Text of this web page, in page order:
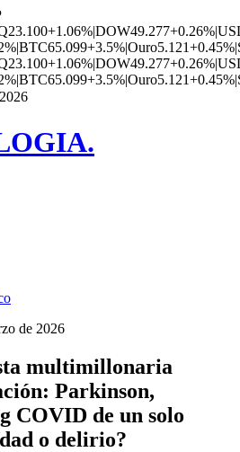
23.100+1.06%|DOW49.277+0.26%|
|BTC65.099+3.5%|Ouro5.121+0.45%|
23.100+1.06%|DOW49.277+0.26%|
|BTC65.099+3.5%|Ouro5.121+0.45%|
de 2026
multimillonaria
Parkinson,
COVID de un solo
o delirio?